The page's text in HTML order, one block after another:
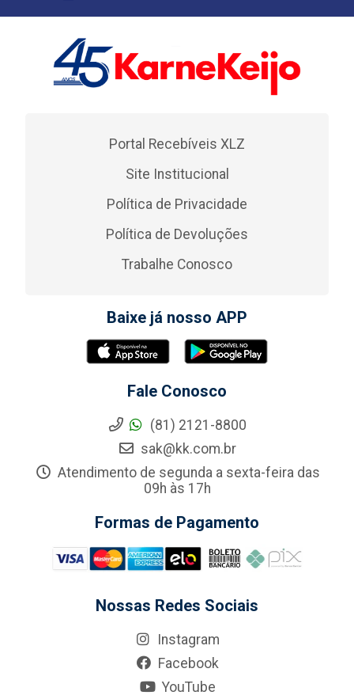
Portal Recebíveis XLZ
Site Institucional
Política de Privacidade
Política de Devoluções
Trabalhe Conosco
Baixe já nosso APP
Fale Conosco
(81) 2121-8800
sak@kk.com.br
Atendimento de segunda a sexta-feira das
09h às 17h
Formas de Pagamento
Nossas Redes Sociais
Instagram
Facebook
YouTube